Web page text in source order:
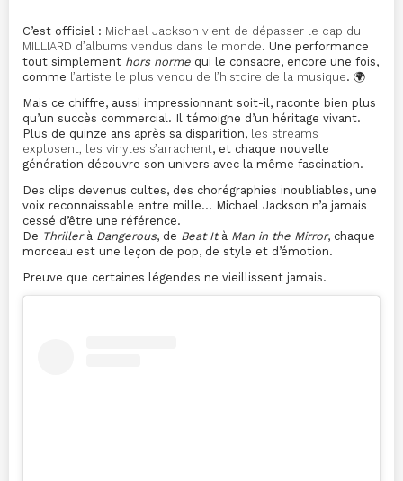
C’est officiel : Michael Jackson vient de dépasser le cap du
MILLIARD d’albums vendus dans le monde. Une performance
tout simplement hors norme qui le consacre, encore une fois,
comme l’artiste le plus vendu de l’histoire de la musique. 🌍
Mais ce chiffre, aussi impressionnant soit-il, raconte bien plus
qu’un succès commercial. Il témoigne d’un héritage vivant.
Plus de quinze ans après sa disparition, les streams
explosent, les vinyles s’arrachent, et chaque nouvelle
génération découvre son univers avec la même fascination.
Des clips devenus cultes, des chorégraphies inoubliables, une
voix reconnaissable entre mille… Michael Jackson n’a jamais
cessé d’être une référence.
De Thrillerà Dangerous, de Beat Ità Man in the Mirror, chaque
morceau est une leçon de pop, de style et d’émotion.
Preuve que certaines légendes ne vieillissent jamais.